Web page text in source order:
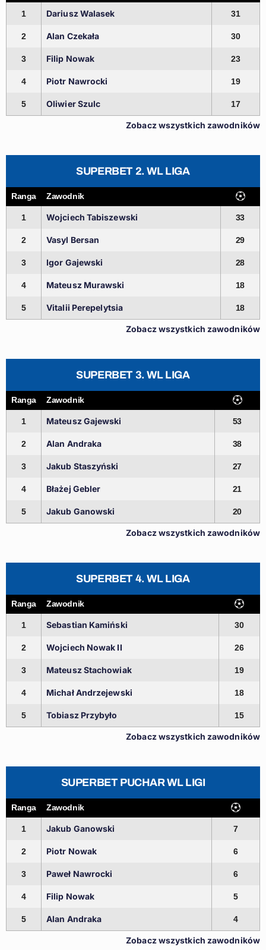
1 Dariusz Walasek 31
2 Alan Czekała 30
3 Filip Nowak 23
4 Piotr Nawrocki 19
5 Oliwier Szulc 17
Zobacz wszystkich zawodników
SUPERBET 2. WL LIGA
Ranga Zawodnik
1 Wojciech Tabiszewski 33
2 Vasyl Bersan 29
3 Igor Gajewski 28
4 Mateusz Murawski 18
5 Vitalii Perepelytsia 18
Zobacz wszystkich zawodników
SUPERBET 3. WL LIGA
Ranga Zawodnik
1 Mateusz Gajewski 53
2 Alan Andraka 38
3 Jakub Staszyński 27
4 Błażej Gebler 21
5 Jakub Ganowski 20
Zobacz wszystkich zawodników
SUPERBET 4. WL LIGA
Ranga Zawodnik
1 Sebastian Kamiński 30
2 Wojciech Nowak II 26
3 Mateusz Stachowiak 19
4 Michał Andrzejewski 18
5 Tobiasz Przybyło 15
Zobacz wszystkich zawodników
SUPERBET PUCHAR WL LIGI
Ranga Zawodnik
1 Jakub Ganowski 7
2 Piotr Nowak 6
3 Paweł Nawrocki 6
4 Filip Nowak 5
5 Alan Andraka 4
Zobacz wszystkich zawodników